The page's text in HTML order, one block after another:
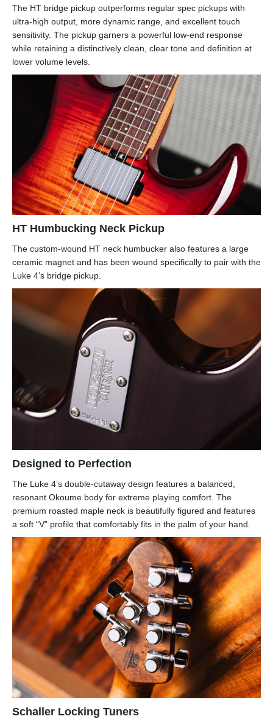
The HT bridge pickup outperforms regular spec pickups with
ultra-high output, more dynamic range, and excellent touch
sensitivity. The pickup garners a powerful low-end response
while retaining a distinctively clean, clear tone and definition at
lower volume levels.
HT Humbucking Neck Pickup
The custom-wound HT neck humbucker also features a large
ceramic magnet and has been wound specifically to pair with the
Luke 4’s bridge pickup.
Designed to Perfection
The Luke 4’s double-cutaway design features a balanced,
resonant Okoume body for extreme playing comfort. The
premium roasted maple neck is beautifully figured and features
a soft “V” profile that comfortably fits in the palm of your hand.
Schaller Locking Tuners